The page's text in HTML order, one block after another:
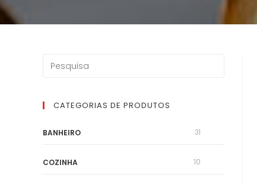
CATEGORIAS DE PRODUTOS
BANHEIRO 31
COZINHA 10